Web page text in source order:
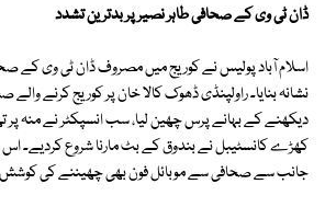
ڈان ٹی وی کے صحافی طاہر نصیر پر بدترین تشدد
اسلام آباد پولیس نے کوریج میں مصروف ڈان ٹی وی کے
نشانہ بنایا۔ راولپنڈی ڈھوک کالا خان پر کوریج کرنے
دیکھنے کے بہانے پرس چھین لیا، سب انسپکٹر نے منہ
کھڑے کانسٹیبل نے بندوق کے بٹ مارنا شروع کردیے۔
جانب سے صحافی سے موبائل فون بھی چھیننے کی